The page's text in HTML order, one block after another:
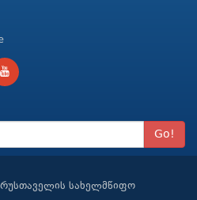
Go!
სახელმწიფო